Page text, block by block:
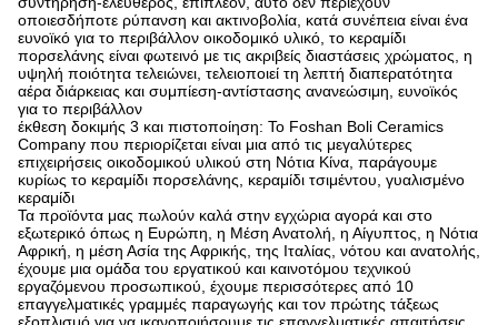
οποιεσδήποτε ρύπανση και ακτινοβολία, κατά συνέπεια είναι ένα
ευνοϊκό για το περιβάλλον οικοδομικό υλικό, το κεραμίδι
πορσελάνης είναι φωτεινό με τις ακριβείς διαστάσεις χρώματος, η
υψηλή ποιότητα τελειώνει, τελειοποιεί τη λεπτή διαπερατότητα
αέρα διάρκειας και συμπίεση-αντίστασης ανανεώσιμη, ευνοϊκός
για το περιβάλλον
έκθεση δοκιμής 3 και πιστοποίηση: Το Foshan Boli Ceramics
Company που περιορίζεται είναι μια από τις μεγαλύτερες
επιχειρήσεις οικοδομικού υλικού στη Νότια Κίνα, παράγουμε
κυρίως το κεραμίδι πορσελάνης, κεραμίδι τσιμέντου, γυαλισμένο
κεραμίδι
Τα προϊόντα μας πωλούν καλά στην εγχώρια αγορά και στο
εξωτερικό όπως η Ευρώπη, η Μέση Ανατολή, η Αίγυπτος, η Νότια
Αφρική, η μέση Ασία της Αφρικής, της Ιταλίας, νότου και ανατολής,
έχουμε μια ομάδα του εργατικού και καινοτόμου τεχνικού
εργαζόμενου προσωπικού, έχουμε περισσότερες από 10
επαγγελματικές γραμμές παραγωγής και τον πρώτης τάξεως